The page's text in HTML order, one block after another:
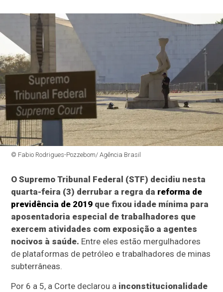
© Fabio Rodrigues-Pozzebom/ Agência Brasil
O Supremo Tribunal Federal (STF) decidiu nesta
quarta-feira (3) derrubar a regra da reforma de
previdência de 2019 que fixou idade mínima para
aposentadoria especial de trabalhadores que
exercem atividades com exposição a agentes
nocivos à saúde. Entre eles estão mergulhadores
de plataformas de petróleo e trabalhadores de minas
subterrâneas.
Por 6 a 5, a Corte declarou a inconstitucionalidade